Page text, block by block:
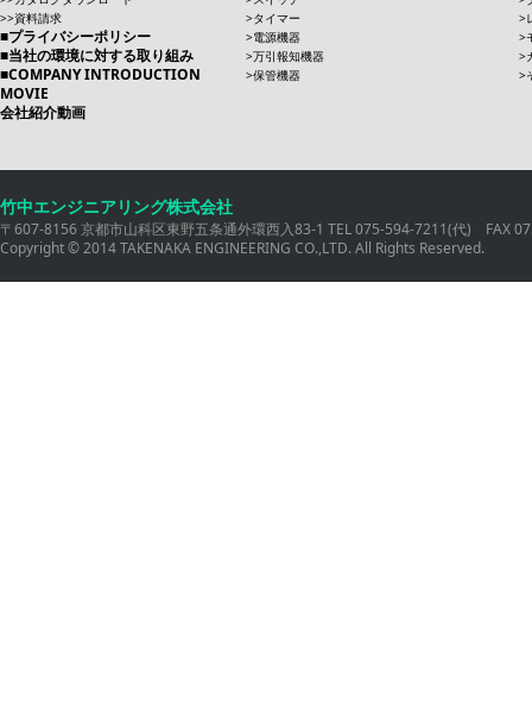
資料請求
プライバシーポリシー
当社の環境に対する取り組み
COMPANY INTRODUCTION
MOVIE
会社紹介動画
タイマー
電源機器
万引報知機器
保管機器
竹中エンジニアリング株式会社
〒607-8156 京都市山科区東野五条通外環西入83-1 TEL 075-594-7211(代) FAX
Copyright © 2014 TAKENAKA ENGINEERING CO.,LTD. All Rights Reserved.